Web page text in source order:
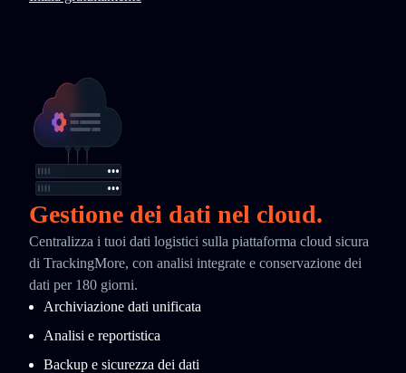
Gestione dei dati nel cloud.
Centralizza i tuoi dati logistici sulla piattaforma cloud sicura
di TrackingMore, con analisi integrate e conservazione dei
dati per 180 giorni.
Archiviazione dati unificata
Analisi e reportistica
Backup e sicurezza dei dati